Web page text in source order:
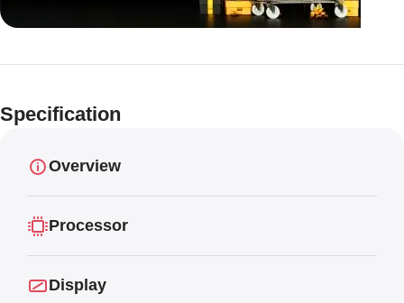
Unbeatable offers
Blowout!
Specification
Overview
Processor
Display